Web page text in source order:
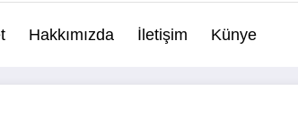
Hakkımızda İletişim Künye